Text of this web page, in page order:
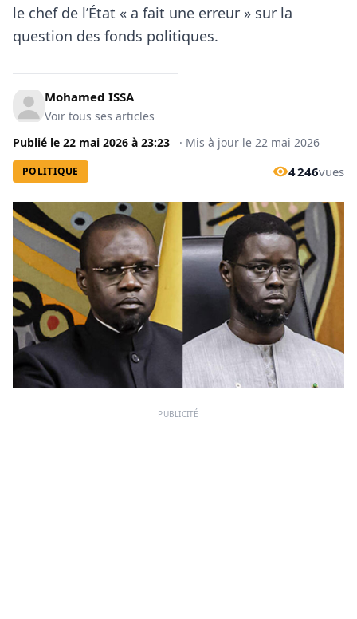
le chef de l’État « a fait une erreur » sur la
question des fonds politiques.
Mohamed ISSA
Voir tous ses articles
Publié le 22 mai 2026 à 23:23 · Mis à jour le 22 mai 2026
POLITIQUE 4 246vues
PUBLICITÉ